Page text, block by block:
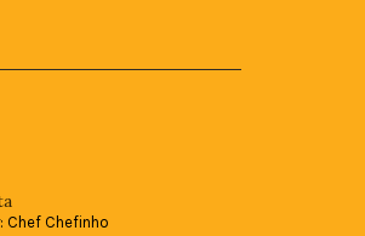
Chef Chefinho